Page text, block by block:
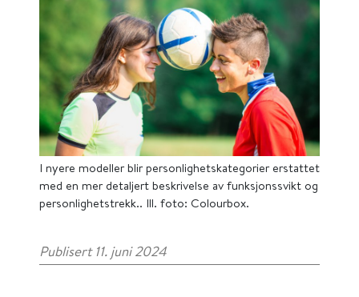
I nyere modeller blir personlighetskategorier erstattet
med en mer detaljert beskrivelse av funksjonssvikt og
personlighetstrekk.. Ill. foto: Colourbox.
Publisert 11. juni 2024